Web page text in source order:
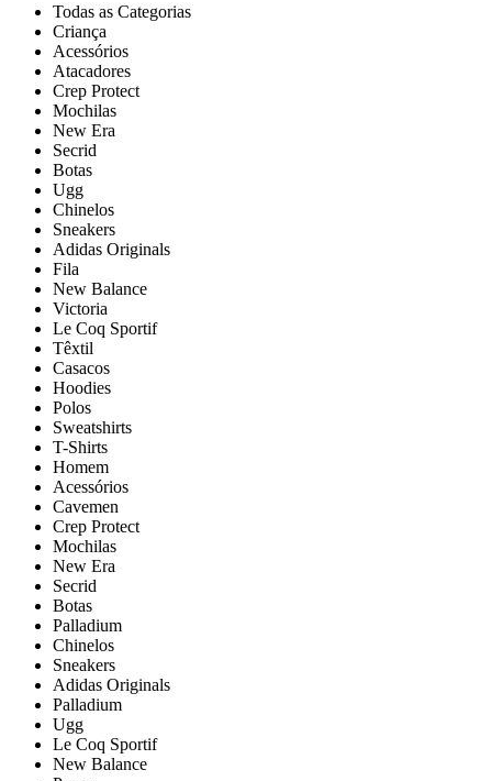
Todas as Categorias
Criança
Acessórios
Atacadores
Crep Protect
Mochilas
New Era
Secrid
Botas
Ugg
Chinelos
Sneakers
Adidas Originals
Fila
New Balance
Victoria
Le Coq Sportif
Têxtil
Casacos
Hoodies
Polos
Sweatshirts
T-Shirts
Homem
Acessórios
Cavemen
Crep Protect
Mochilas
New Era
Secrid
Botas
Palladium
Chinelos
Sneakers
Adidas Originals
Palladium
Ugg
Le Coq Sportif
New Balance